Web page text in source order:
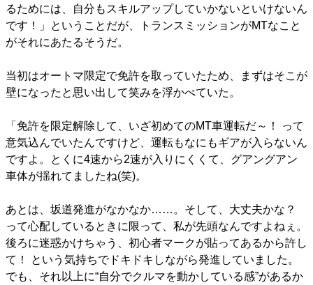
るためには、自分もスキルアップしていかないといけないん
です！」ということだが、トランスミッションがMTなこと
がそれにあたるそうだ。
当初はオートマ限定で免許を取っていたため、まずはそこが
壁になったと思い出して笑みを浮かべていた。
「免許を限定解除して、いざ初めてのMT車運転だ～！ って
意気込んでいたんですけど、運転もなにもギアが入らないん
ですよ。とくに4速から2速が入りにくくて、グアングアン
車体が揺れてましたね(笑)。
あとは、坂道発進がなかなか……。そして、大丈夫かな？
って心配しているときに限って、私が先頭なんですよねぇ。
後ろに迷惑かけちゃう、初心者マークが貼ってあるから許し
て！ という気持ちでドキドキしながら発進していました。
でも、それ以上に“自分でクルマを動かしている感”があるか